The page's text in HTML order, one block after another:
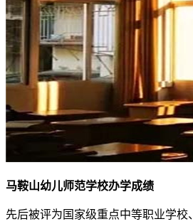
马鞍山幼儿师范学校办学成绩
先后被评为国家级重点中等职业学